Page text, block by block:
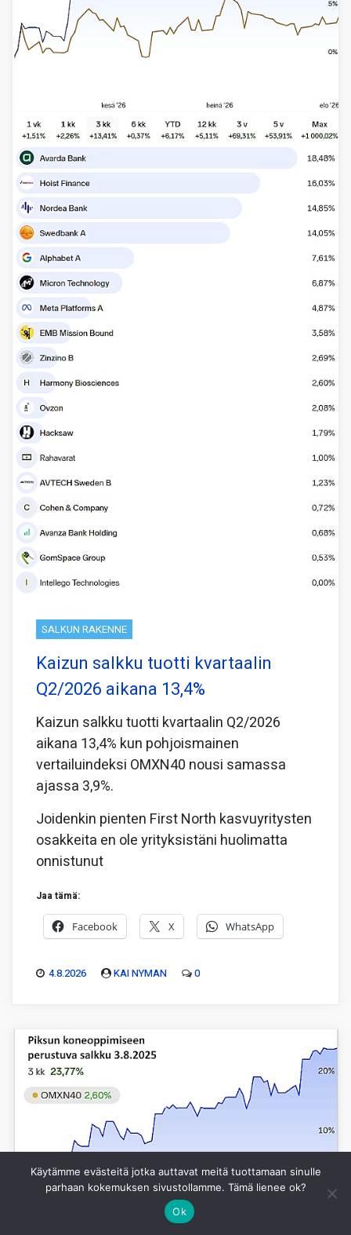
SALKUN RAKENNE
Kaizun salkku tuotti kvartaalin
Q2/2026 aikana 13,4%
Kaizun salkku tuotti kvartaalin Q2/2026
aikana 13,4% kun pohjoismainen
vertailuindeksi OMXN40 nousi samassa
ajassa 3,9%.
Joidenkin pienten First North kasvuyritysten
osakkeita en ole yrityksistäni huolimatta
onnistunut
Jaa tämä:
Facebook X WhatsApp
4.8.2026 KAI NYMAN 0
Käytämme evästeitä jotka auttavat meitä tuottamaan sinulle
parhaan kokemuksen sivustollamme. Tämä lienee ok?
Ok